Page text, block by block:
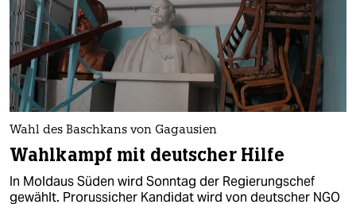
Wahl des Baschkans von Gagausien
Wahl­kampf mit deutscher Hilfe
In Moldaus Süden wird Sonntag der Regierungschef
gewählt. Prorussicher Kandidat wird von deutscher NGO